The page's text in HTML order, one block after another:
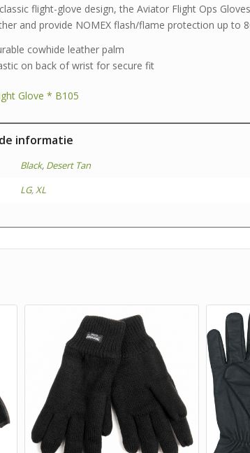
flight-glove design, the Aviator Flight Ops
and provide NOMEX flash/flame protection up to
cowhide leather palm
on back of wrist for secure fit
Glove * B105
informatie
Black, Desert Tan
LG,XL